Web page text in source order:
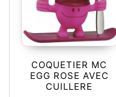
COQUETIER MC
EGG ROSE AVEC
CUILLERE